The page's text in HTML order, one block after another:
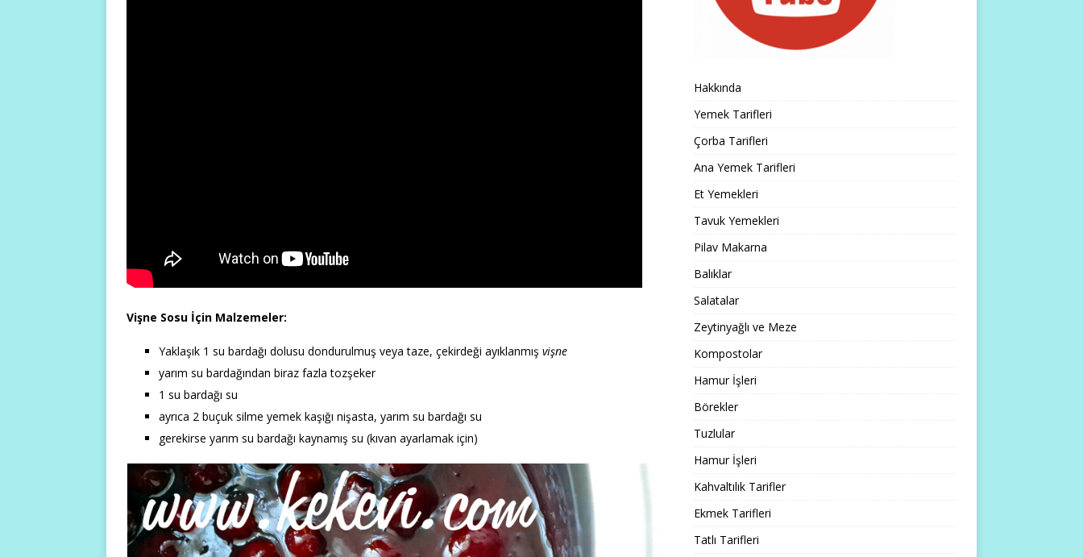
Vişne Sosu İçin Malzemeler:
Yaklaşık 1 su bardağı dolusu dondurulmuş veya taze, çekirdeği ayıklanmış vişne
yarım su bardağından biraz fazla tozşeker
1 su bardağı su
ayrıca 2 buçuk silme yemek kaşığı nişasta, yarım su bardağı su
gerekirse yarım su bardağı kaynamış su (kıvan ayarlamak için)
Hakkında
Yemek Tarifleri
Çorba Tarifleri
Ana Yemek Tarifleri
Et Yemekleri
Tavuk Yemekleri
Pilav Makarna
Balıklar
Salatalar
Zeytinyağlı ve Meze
Kompostolar
Hamur İşleri
Börekler
Tuzlular
Hamur İşleri
Kahvaltılık Tarifler
Ekmek Tarifleri
Tatlı Tarifleri